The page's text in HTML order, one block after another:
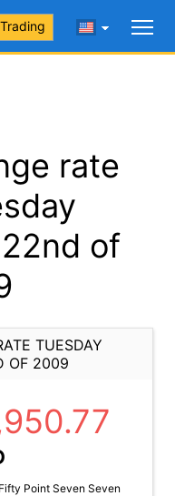
Trading
rate
of
TUESDAY
OF 2009
Point Seven Seven